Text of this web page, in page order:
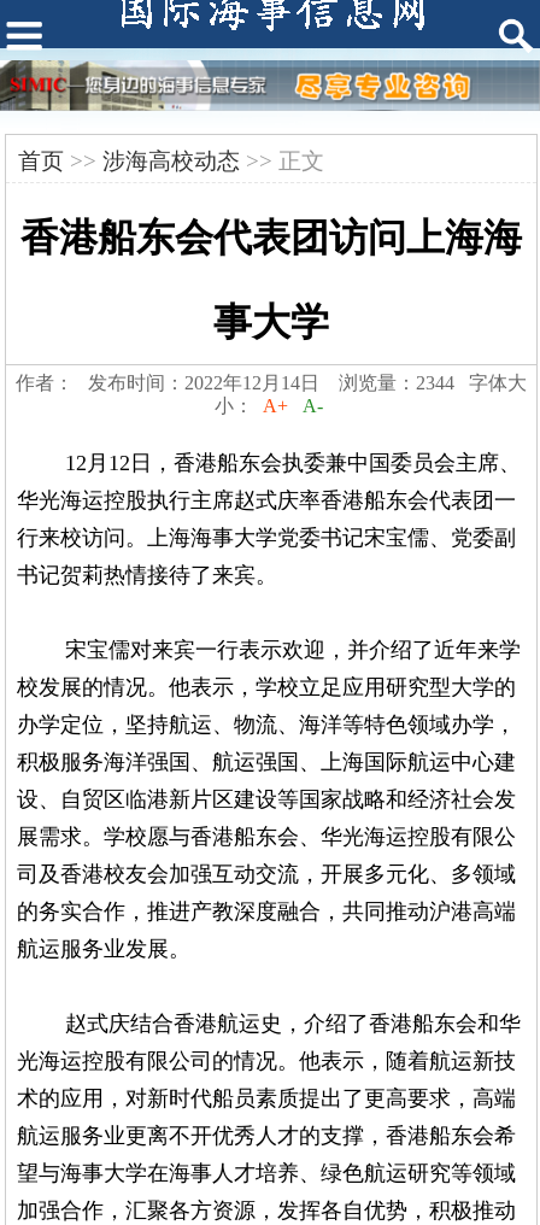
首页 >>涉海高校动态 >> 正文
香港船东会代表团访问上海海
事大学
作者： 发布时间：2022年12月14日 浏览量：2344 字体大
小：
A+ A-
12月12日，香港船东会执委兼中国委员会主席、
华光海运控股执行主席赵式庆率香港船东会代表团一
行来校访问。上海海事大学党委书记宋宝儒、党委副
书记贺莉热情接待了来宾。
宋宝儒对来宾一行表示欢迎，并介绍了近年来学
校发展的情况。他表示，学校立足应用研究型大学的
办学定位，坚持航运、物流、海洋等特色领域办学，
积极服务海洋强国、航运强国、上海国际航运中心建
设、自贸区临港新片区建设等国家战略和经济社会发
展需求。学校愿与香港船东会、华光海运控股有限公
司及香港校友会加强互动交流，开展多元化、多领域
的务实合作，推进产教深度融合，共同推动沪港高端
航运服务业发展。
赵式庆结合香港航运史，介绍了香港船东会和华
光海运控股有限公司的情况。他表示，随着航运新技
术的应用，对新时代船员素质提出了更高要求，高端
航运服务业更离不开优秀人才的支撑，香港船东会希
望与海事大学在海事人才培养、绿色航运研究等领域
加强合作，汇聚各方资源，发挥各自优势，积极推动